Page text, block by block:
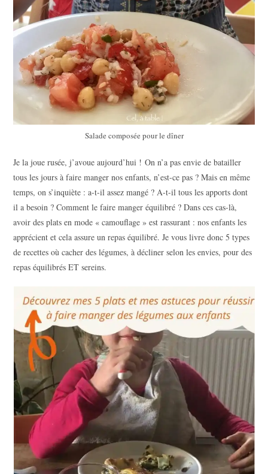
Salade composée pour le dîner
Je la joue rusée, j’avoue aujourd’hui ! On n’a pas envie de batailler
tous les jours à faire manger nos enfants, n’est-ce pas ? Mais en même
temps, on s’inquiète : a-t-il assez mangé ? A-t-il tous les apports dont
il a besoin ? Comment le faire manger équilibré ? Dans ces cas-là,
avoir des plats en mode « camouflage » est rassurant : nos enfants les
apprécient et cela assure un repas équilibré. Je vous livre donc 5 types
de recettes où cacher des légumes, à décliner selon les envies, pour des
repas équilibrés ET sereins.